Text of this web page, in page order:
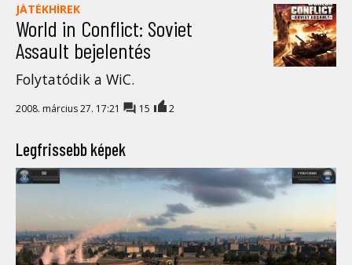
JÁTÉKHÍREK
World in Conflict: Soviet
Assault bejelentés
Folytatódik a WiC.
2008. március 27. 17:21 15 2
Legfrissebb képek